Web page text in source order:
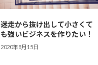
迷走から抜け出して小さくて
も強いビジネスを作りたい！
2020年8月15日